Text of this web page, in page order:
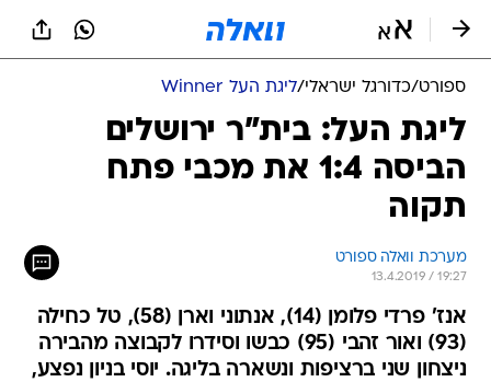
ספורט/כדורגל ישראלי/ליגת העל Winner
ליגת העל: בית"ר ירושלים
הביסה 1:4 את מכבי פתח
תקוה
מערכת וואלה ספורט
13.4.2019 / 19:27
אנז' פרדי פלומן (14), אנתוני וארן (58), טל כחילה
(93) ואור זהבי (95) כבשו וסידרו לקבוצה מהבירה
ניצחון שני ברציפות ונשארה בליגה. יוסי בניון נפצע,